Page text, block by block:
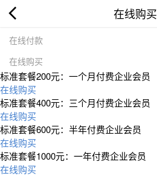
在线购买
在线付款
在线购买
标准套餐200元：一个月付费企业会员
在线购买
标准套餐400元：三个月付费企业会员
在线购买
标准套餐600元：半年付费企业会员
在线购买
标准套餐1000元：一年付费企业会员
在线购买